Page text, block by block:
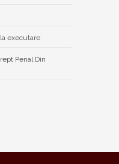
executare
Penal Din